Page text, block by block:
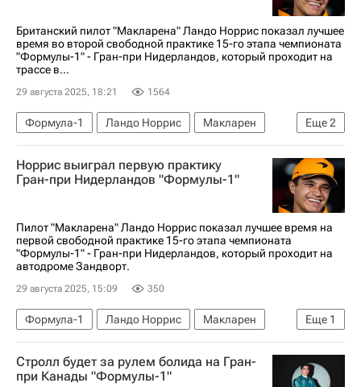
Британский пилот "Макларена" Ландо Норрис показал лучшее
время во второй свободной практике 15-го этапа чемпионата
"Формулы-1" - Гран-при Нидерландов, который проходит на
трассе в...
29 августа 2025, 18:21 1564
Еще2
Формула-1 Ландо Норрис
Макларен
Спорт
Автоспорт
Норрис выиграл первую практику
Гран-при Нидерландов "Формулы-1"
Пилот "Макларена" Ландо Норрис показал лучшее время на
первой свободной практике 15-го этапа чемпионата
"Формулы-1" - Гран-при Нидерландов, который проходит на
автодроме Зандворт.
29 августа 2025, 15:09 350
Еще 1
Формула-1 Ландо Норрис
Макларен
Автоспорт
Стролл будет за рулем болида на Гран-
при Канады "Формулы-1"